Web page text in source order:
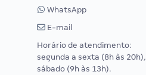
WhatsApp
E-mail
Horário de atendimento:
segunda a sexta (8h às 20h),
sábado (9h às 13h).